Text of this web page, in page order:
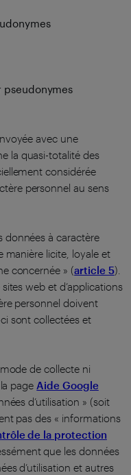
avec une
la quasi-totalité des
considérée
personnel au sens
données à caractère
licite, loyale et
concernée » (article 5).
web et d’applications
personnel doivent
sont collectées et
de collecte ni
page Aide Google
d’utilisation » (soit
pas des « informations
de la protection
que les données
d’utilisation et autres